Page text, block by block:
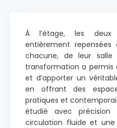
À l’étage, les
entièrement
chacune, de leur salle
transformation a permis
et d’apporter un
en offrant des
pratiques et
étudié avec
circulation fluide et